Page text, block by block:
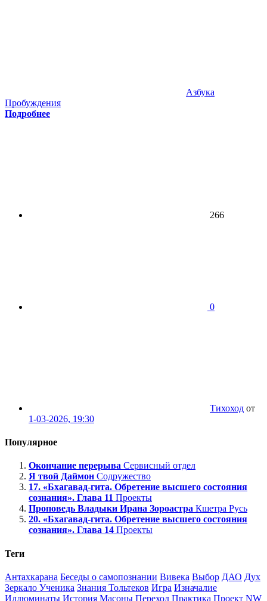
Азбука
Пробуждения
Подробнее
266
0
Тихоход от
1-03-2026, 19:30
Популярное
Окончание перерыва Сервисный отдел
Я твой Даймон Содружество
17. «Бхагавад-гита. Обретение высшего состояния
сознания». Глава 11 Проекты
Проповедь Владыки Ирана Зороастра Кшетра Русь
20. «Бхагавад-гита. Обретение высшего состояния
сознания». Глава 14 Проекты
Теги
Антахкарана Беседы о самопознании Вивека Выбор ДАО Дух
Зеркало Ученика Знания Тольтеков Игра Изначалие
Иллюминаты История Масоны Переход Практика Проект NW